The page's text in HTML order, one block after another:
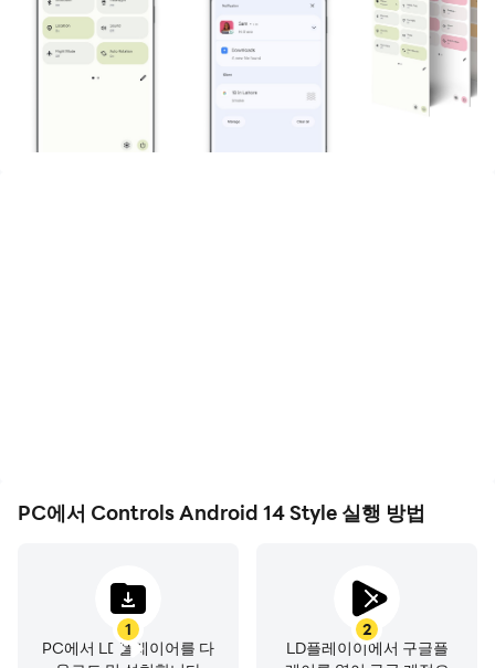
고 실행하여 큰 화면과 고화질의 PC 환경에서 즐기세요!
PERMISSION
• ACCESSIBILITY_SERVICE to display overlay window
for lock screen also used to provide accessibility
your top slide down control panel to give a new look.
- Control buttons for 30 most used settings
- Notifications
- Wallpapers
PC에서 Controls Android 14 Style 실행 방법
1
PC에서 LD플레이어를 다
2
LD플레이이에서 구글플